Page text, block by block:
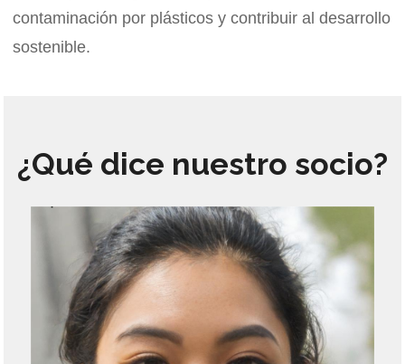
contaminación por plásticos y contribuir al desarrollo
sostenible.
¿Qué dice nuestro socio?